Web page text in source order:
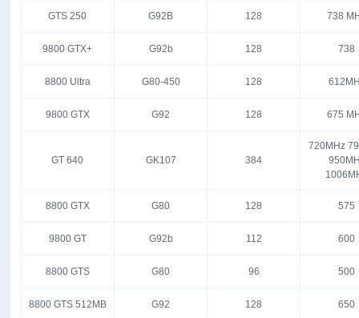
GTS 250 G92B 128 738
9800 GTX+ G92b 128 738
8800 Ultra G80-450 128
9800 GTX G92 128 675
GT 640 GK107 384
720MHz
8800 GTX G80 128 575
9800 GT G92b 112 600
8800 GTS G80 96 500
8800 GTS 512MB G92 128 650